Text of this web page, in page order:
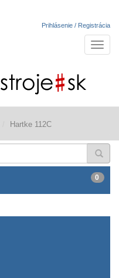
Prihlásenie / Registrácia
Hartke 112C
0